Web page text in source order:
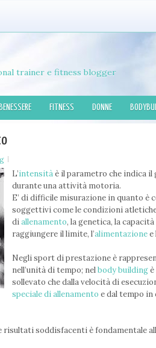
trainer e fitness blogger
BENESSERE FITNESS DONNE
L’intensitàè il parametro che indica
durante una attività motoria.
E’ di difficile misurazione in quanto è
soggettivi come le condizioni atletiche
diallenamento, la genetica, la
raggiungere il limite, l’alimentazionee
Negli sport di prestazione è
nell’unità di tempo; nelbody building
sollevato che dalla velocità di
speciale di allenamento e dal tempo in
risultati soddisfacenti è fondamentale